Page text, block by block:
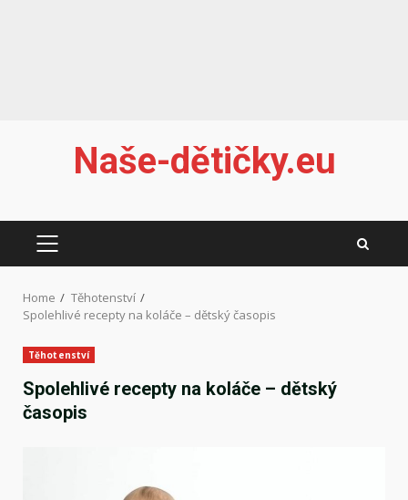
Naše-dětičky.eu
PRIMARY
Home
Těhotenství
Spolehlivé recepty na koláče – dětský časopis
Těhotenství
Spolehlivé recepty na koláče – dětský
časopis